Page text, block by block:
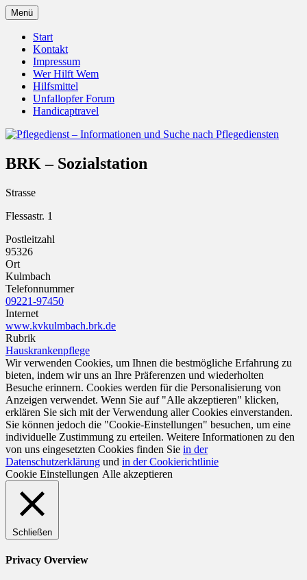
Zum
Inhalt
springen
Pflegedienst – Informationen
und Suche nach Pflegediensten
Unfallopfer – Hilfswerk
Menü
Start
Kontakt
Impressum
Wer Hilft Wem
Hilfsmittel
Unfallopfer Forum
Handicaptravel
BRK – Sozialstation
Strasse
Flessastr. 1
Postleitzahl
95326
Ort
Kulmbach
Telefonnummer
09221-97450
Internet
www.kvkulmbach.brk.de
Rubrik
Hauskrankenpflege
Wir verwenden Cookies, um Ihnen die bestmögliche Erfahrung zu
bieten, indem wir uns an Ihre Präferenzen und wiederholten
Besuche erinnern. Cookies werden für die Personalisierung von
Anzeigen verwendet. Wenn Sie auf "Alle akzeptieren" klicken,
erklären Sie sich mit der Verwendung aller Cookies einverstanden.
Sie können jedoch die "Cookie-Einstellungen" besuchen, um eine
individuelle Zustimmung zu erteilen. Weitere Informationen zu den
von uns eingesetzten Cookies finden Sie in der
Datenschutzerklärung und in der Cookierichtlinie
Cookie Einstellungen Alle akzeptieren
Schließen
Privacy Overview